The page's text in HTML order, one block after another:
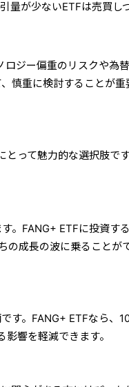
量が少ないETFは売買し
ロジー偏重のリスクや為
慎重に検討することが重
とって魅力的な選択肢で
。FANG+ ETFに投資す
の成長の波に乗ることが
す。FANG+ ETFなら、
響を軽減できます。